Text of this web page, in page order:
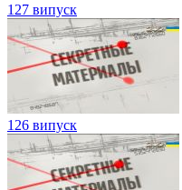
127 випуск
126 випуск